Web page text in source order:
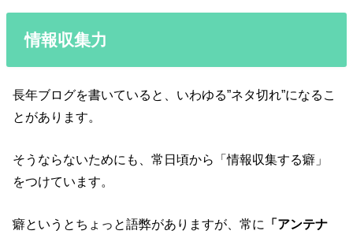
情報収集力
長年ブログを書いていると、いわゆる”ネタ切れ”になるこ
とがあります。
そうならないためにも、常日頃から「情報収集する癖」
をつけています。
癖というとちょっと語弊がありますが、常に
「アンテナ